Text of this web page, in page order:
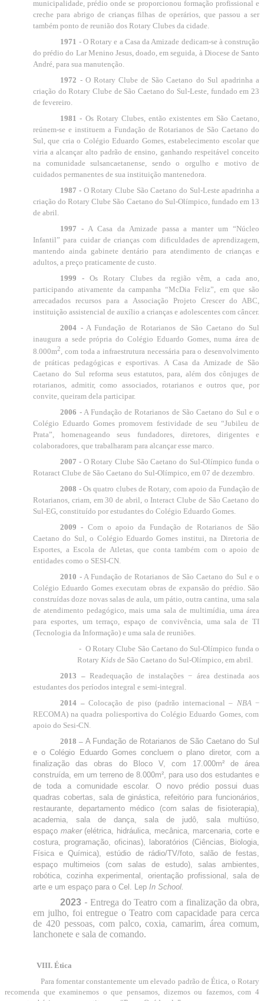
municipalidade, prédio onde se proporcionou formação profissional e
creche para abrigo de crianças filhas de operários, que passou a ser
também ponto de reunião dos Rotary Clubes da cidade.
1971 - O Rotary e a Casa da Amizade dedicam-se à construção
do prédio do Lar Menino Jesus, doado, em seguida, à Diocese de Santo
André, para sua manutenção.
1972 - O Rotary Clube de São Caetano do Sul apadrinha a
criação do Rotary Clube de São Caetano do Sul-Leste, fundado em 23
de fevereiro.
1981 - Os Rotary Clubes, então existentes em São Caetano,
reúnem-se e instituem a Fundação de Rotarianos de São Caetano do
Sul, que cria o Colégio Eduardo Gomes, estabelecimento escolar que
viria a alcançar alto padrão de ensino, ganhando respeitável conceito
na comunidade sulsancaetanense, sendo o orgulho e motivo de
cuidados permanentes de sua instituição mantenedora.
1987 - O Rotary Clube São Caetano do Sul-Leste apadrinha a
criação do Rotary Clube São Caetano do Sul-Olímpico, fundado em 13
de abril.
1997 - A Casa da Amizade passa a manter um “Núcleo
Infantil” para cuidar de crianças com dificuldades de aprendizagem,
mantendo ainda gabinete dentário para atendimento de crianças e
adultos, a preço praticamente de custo.
1999 - Os Rotary Clubes da região vêm, a cada ano,
participando ativamente da campanha “McDia Feliz”, em que são
arrecadados recursos para a Associação Projeto Crescer do ABC,
instituição assistencial de auxílio a crianças e adolescentes com câncer.
2004 -A Fundação de Rotarianos de São Caetano do Sul
inaugura a sede própria do Colégio Eduardo Gomes, numa área de
8.000m2, com toda a infraestrutura necessária para o desenvolvimento
de práticas pedagógicas e esportivas. A Casa da Amizade de São
Caetano do Sul reforma seus estatutos, para, além dos cônjuges de
rotarianos, admitir, como associados, rotarianos e outros que, por
convite, queiram dela participar.
2006 -A Fundação de Rotarianos de São Caetano do Sul e o
Colégio Eduardo Gomes promovem festividade de seu “Jubileu de
Prata”, homenageando seus fundadores, diretores, dirigentes e
colaboradores, que trabalharam para alcançar esse marco.
2007 - O Rotary Clube São Caetano do Sul-Olímpico funda o
Rotaract Clube de São Caetano do Sul-Olímpico, em 07 de dezembro.
2008 -Os quatro clubes de Rotary, com apoio da Fundação de
Rotarianos, criam, em 30 de abril, o Interact Clube de São Caetano do
Sul-EG, constituído por estudantes do Colégio Eduardo Gomes.
2009 - Com o apoio da Fundação de Rotarianos de São
Caetano do Sul, o Colégio Eduardo Gomes institui, na Diretoria de
Esportes, a Escola de Atletas, que conta também com o apoio de
entidades como o SESI-CN.
2010 -A Fundação de Rotarianos de São Caetano do Sul e o
Colégio Eduardo Gomes executam obras de expansão do prédio. São
construídas doze novas salas de aula, um pátio, outra cantina, uma sala
de atendimento pedagógico, mais uma sala de multimídia, uma área
para esportes, um terraço, espaço de convivência, uma sala de TI
(Tecnologia da Informação) e uma sala de reuniões.
- O Rotary Clube São Caetano do Sul-Olímpico funda o
Rotary Kidsde São Caetano do Sul-Olímpico, em abril.
2013 –Readequação de instalações − área destinada aos
estudantes dos períodos integral e semi-integral.
2014 –Colocação de piso (padrão internacional– NBA −
RECOMA) na quadra poliesportiva do Colégio Eduardo Gomes, com
apoio do Sesi-CN.
2018 – A Fundação de Rotarianos de São Caetano do Sul
e o Colégio Eduardo Gomes concluem o plano diretor, com a
finalização das obras do Bloco V, com 17.000m² de área
construída, em um terreno de 8.000m², para uso dos estudantes e
de toda a comunidade escolar. O novo prédio possui duas
quadras cobertas, sala de ginástica, refeitório para funcionários,
restaurante, departamento médico (com salas de fisioterapia),
academia, sala de dança, sala de judô, sala multiúso,
espaço maker(elétrica, hidráulica, mecânica, marcenaria, corte e
costura, programação, oficinas), laboratórios (Ciências, Biologia,
Física e Química), estúdio de rádio/TV/foto, salão de festas,
espaço multimeios (com salas de estudo), salas ambientes,
robótica, cozinha experimental, orientação profissional, sala de
arte e um espaço para o Cel. Lep In School.
2023 - Entrega do Teatro com a finalização da obra,
em julho, foi entregue o Teatro com capacidade para cerca
de 420 pessoas, com palco, coxia, camarim, área comum,
lanchonete e sala de comando.
VIII. Ética
Para fomentar constantemente um elevado padrão de Ética, o Rotary
recomenda que examinemos o que pensamos, dizemos ou fazemos, com 4